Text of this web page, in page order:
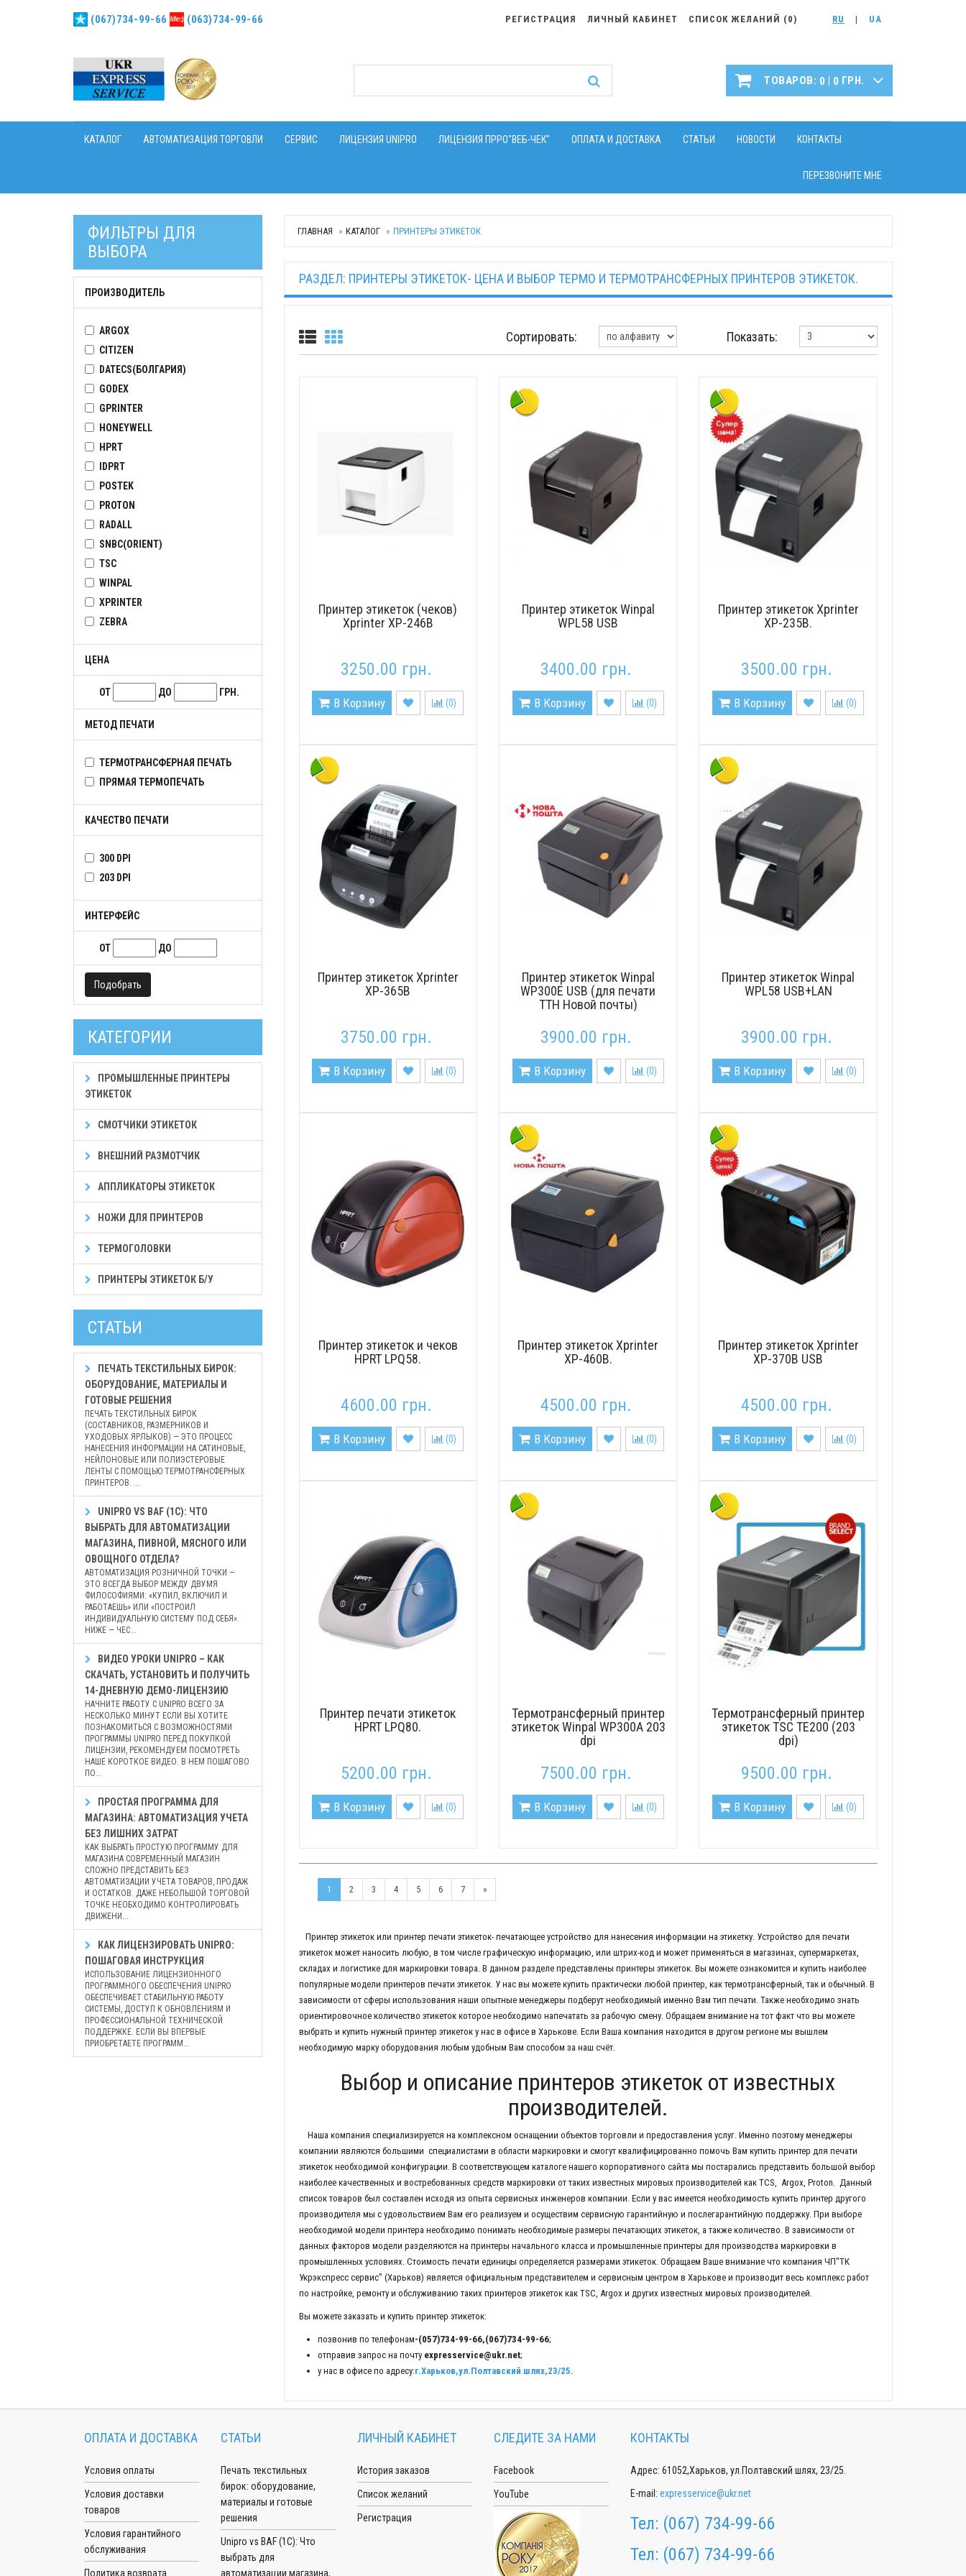
(067)734-99-66 (063)734-99-66 UA
|
RU
СПИСОК ЖЕЛАНИЙ (0)
ЛИЧНЫЙ КАБИНЕТ
РЕГИСТРАЦИЯ
ТОВАРОВ: 0 | 0 ГРН.
КАТАЛОГ АВТОМАТИЗАЦИЯ ТОРГОВЛИ СЕРВИС ЛИЦЕНЗИЯ UNIPRO ЛИЦЕНЗИЯ ПРРО"ВЕБ-ЧЕК" ОПЛАТА И ДОСТАВКА СТАТЬИ НОВОСТИ КОНТАКТЫ
ПЕРЕЗВОНИТЕ МНЕ
ГЛАВНАЯ КАТАЛОГ ПРИНТЕРЫ ЭТИКЕТОК
РАЗДЕЛ: ПРИНТЕРЫ ЭТИКЕТОК- ЦЕНА И ВЫБОР ТЕРМО И ТЕРМОТРАНСФЕРНЫХ ПРИНТЕРОВ ЭТИКЕТОК.
Сортировать: Показать:
Принтер этикеток (чеков)
Xprinter XP-246B
3250.00 грн.
В Корзину (0)
Принтер этикеток Winpal
WPL58 USB
3400.00 грн.
В Корзину (0)
Принтер этикеток Xprinter
XP-235B.
3500.00 грн.
В Корзину (0)
Принтер этикеток Xprinter
XP-365B
3750.00 грн.
В Корзину (0)
Принтер этикеток Winpal
WP300E USB (для печати
ТТН Новой почты)
3900.00 грн.
В Корзину (0)
Принтер этикеток Winpal
WPL58 USB+LAN
3900.00 грн.
В Корзину (0)
Принтер этикеток и чеков
HPRT LPQ58.
4600.00 грн.
В Корзину (0)
Принтер этикеток Xprinter
XP-460B.
4500.00 грн.
В Корзину (0)
Принтер этикеток Xprinter
XP-370B USB
4500.00 грн.
В Корзину (0)
Принтер печати этикеток
HPRT LPQ80.
5200.00 грн.
В Корзину (0)
Термотрансферный принтер
этикеток Winpal WP300A 203
dpi
7500.00 грн.
В Корзину (0)
Термотрансферный принтер
этикеток TSC TE200 (203
dpi)
9500.00 грн.
В Корзину (0)
1 2 3 4 5 6 7 »
Принтер этикеток или принтер печати этикеток- печатающее устройство для нанесения информации на этикетку. Устройство для печати
этикеток может наносить любую, в том числе графическую информацию, или штрих-код и может применяться в магазинах, супермаркетах,
складах и логистике для маркировки товара. В данном разделе представлены принтеры этикеток. Вы можете ознакомится и купить наиболее
популярные модели принтеров печати этикеток. У нас вы можете купить практически любой принтер, как термотрансферный, так и обычный. В
зависимости от сферы использования наши опытные менеджеры подберут необходимый именно Вам тип печати. Также необходимо знать
ориентировочное количество этикеток которое необходимо напечатать за рабочую смену. Обращаем внимание на тот факт что вы можете
выбрать и купить нужный принтер этикеток у нас в офисе в Харькове. Если Ваша компания находится в другом регионе мы вышлем
необходимую марку оборудования любым удобным Вам способом за наш счёт.
Выбор и описание принтеров этикеток от известных
производителей.
Наша компания специализируется на комплексном оснащении объектов торговли и предоставления услуг. Именно поэтому менеджеры
компании являются большими специалистами в области маркировки и смогут квалифицированно помочь Вам купить принтер для печати
этикеток необходимой конфигурации. В соответствующем каталоге нашего корпоративного сайта мы постарались представить большой выбор
наиболее качественных и востребованных средств маркировки от таких известных мировых производителей как TCS, Argox, Proton. Данный
список товаров был составлен исходя из опыта сервисных инженеров компании. Если у вас имеется необходимость купить принтер другого
производителя мы с удовольствием Вам его реализуем и осуществим сервисную гарантийную и послегарантийную поддержку. При выборе
необходимой модели принтера необходимо понимать необходимые размеры печатающих этикеток, а также количество. В зависимости от
данных факторов модели разделяются на принтеры начального класса и промышленные принтеры для производства маркировки в
промышленных условиях. Стоимость печати единицы определяется размерами этикеток. Обращаем Ваше внимание что компания ЧП"ТК
Укрэкспресс сервис" (Харьков) является официальным представителем и сервисным центром в Харькове и производит весь комплекс работ
по настройке, ремонту и обслуживанию таких принтеров этикеток как TSC, Argox и других известных мировых производителей.
Вы можете заказать и купить принтер этикеток:
позвонив по телефонам-(057)734-99-66,(067)734-99-66;
отправив запрос на почту expresservice@ukr.net;
у нас в офисе по адресу:г.Харьков,ул.Полтавский шлях,23/25.
ФИЛЬТРЫ ДЛЯ
ВЫБОРА
ПРОИЗВОДИТЕЛЬ
ARGOX
CITIZEN
DATECS(БОЛГАРИЯ)
GODEX
GPRINTER
HONEYWELL
HPRT
IDPRT
POSTEK
PROTON
RADALL
SNBC(ORIENT)
TSC
WINPAL
XPRINTER
ZEBRA
ЦЕНА
ОТ ДО ГРН.
МЕТОД ПЕЧАТИ
ТЕРМОТРАНСФЕРНАЯ ПЕЧАТЬ
ПРЯМАЯ ТЕРМОПЕЧАТЬ
КАЧЕСТВО ПЕЧАТИ
300 DPI
203 DPI
ИНТЕРФЕЙС
ОТ ДО
Подобрать
КАТЕГОРИИ
ПРОМЫШЛЕННЫЕ ПРИНТЕРЫ
ЭТИКЕТОК
СМОТЧИКИ ЭТИКЕТОК
ВНЕШНИЙ РАЗМОТЧИК
АППЛИКАТОРЫ ЭТИКЕТОК
НОЖИ ДЛЯ ПРИНТЕРОВ
ТЕРМОГОЛОВКИ
ПРИНТЕРЫ ЭТИКЕТОК Б/У
СТАТЬИ
ПЕЧАТЬ ТЕКСТИЛЬНЫХ БИРОК:
ОБОРУДОВАНИЕ, МАТЕРИАЛЫ И
ГОТОВЫЕ РЕШЕНИЯ
ПЕЧАТЬ ТЕКСТИЛЬНЫХ БИРОК
(СОСТАВНИКОВ, РАЗМЕРНИКОВ И
УХОДОВЫХ ЯРЛЫКОВ) — ЭТО ПРОЦЕСС
НАНЕСЕНИЯ ИНФОРМАЦИИ НА САТИНОВЫЕ,
НЕЙЛОНОВЫЕ ИЛИ ПОЛИЭСТЕРОВЫЕ
ЛЕНТЫ С ПОМОЩЬЮ ТЕРМОТРАНСФЕРНЫХ
ПРИНТЕРОВ. ...
UNIPRO VS BAF (1С): ЧТО
ВЫБРАТЬ ДЛЯ АВТОМАТИЗАЦИИ
МАГАЗИНА, ПИВНОЙ, МЯСНОГО ИЛИ
ОВОЩНОГО ОТДЕЛА?
АВТОМАТИЗАЦИЯ РОЗНИЧНОЙ ТОЧКИ —
ЭТО ВСЕГДА ВЫБОР МЕЖДУ ДВУМЯ
ФИЛОСОФИЯМИ: «КУПИЛ, ВКЛЮЧИЛ И
РАБОТАЕШЬ» ИЛИ «ПОСТРОИЛ
ИНДИВИДУАЛЬНУЮ СИСТЕМУ ПОД СЕБЯ».
НИЖЕ — ЧЕС...
ВИДЕО УРОКИ UNIPRO – КАК
СКАЧАТЬ, УСТАНОВИТЬ И ПОЛУЧИТЬ
14-ДНЕВНУЮ ДЕМО-ЛИЦЕНЗИЮ
НАЧНИТЕ РАБОТУ С UNIPRO ВСЕГО ЗА
НЕСКОЛЬКО МИНУТ ЕСЛИ ВЫ ХОТИТЕ
ПОЗНАКОМИТЬСЯ С ВОЗМОЖНОСТЯМИ
ПРОГРАММЫ UNIPRO ПЕРЕД ПОКУПКОЙ
ЛИЦЕНЗИИ, РЕКОМЕНДУЕМ ПОСМОТРЕТЬ
НАШЕ КОРОТКОЕ ВИДЕО. В НЕМ ПОШАГОВО
ПО...
ПРОСТАЯ ПРОГРАММА ДЛЯ
МАГАЗИНА: АВТОМАТИЗАЦИЯ УЧЕТА
БЕЗ ЛИШНИХ ЗАТРАТ
КАК ВЫБРАТЬ ПРОСТУЮ ПРОГРАММУ ДЛЯ
МАГАЗИНА СОВРЕМЕННЫЙ МАГАЗИН
СЛОЖНО ПРЕДСТАВИТЬ БЕЗ
АВТОМАТИЗАЦИИ УЧЕТА ТОВАРОВ, ПРОДАЖ
И ОСТАТКОВ. ДАЖЕ НЕБОЛЬШОЙ ТОРГОВОЙ
ТОЧКЕ НЕОБХОДИМО КОНТРОЛИРОВАТЬ
ДВИЖЕНИ...
КАК ЛИЦЕНЗИРОВАТЬ UNIPRO:
ПОШАГОВАЯ ИНСТРУКЦИЯ
ИСПОЛЬЗОВАНИЕ ЛИЦЕНЗИОННОГО
ПРОГРАММНОГО ОБЕСПЕЧЕНИЯ UNIPRO
ОБЕСПЕЧИВАЕТ СТАБИЛЬНУЮ РАБОТУ
СИСТЕМЫ, ДОСТУП К ОБНОВЛЕНИЯМ И
ПРОФЕССИОНАЛЬНОЙ ТЕХНИЧЕСКОЙ
ПОДДЕРЖКЕ. ЕСЛИ ВЫ ВПЕРВЫЕ
ПРИОБРЕТАЕТЕ ПРОГРАММ...
ОПЛАТА И ДОСТАВКА
Условия оплаты
Условия доставки
товаров
Условия гарантийного
обслуживания
Политика возврата
СТАТЬИ
Печать текстильных
бирок: оборудование,
материалы и готовые
решения
Unipro vs BAF (1С): Что
выбрать для
автоматизации магазина,
ЛИЧНЫЙ КАБИНЕТ
История заказов
Список желаний
Регистрация
СЛЕДИТЕ ЗА НАМИ
Facebook
YouTube
КОНТАКТЫ
Адрес: 61052,Харьков, ул.Полтавский шлях, 23/25.
E-mail: expresservice@ukr.net
Тел: (067) 734-99-66
Тел: (067) 734-99-66